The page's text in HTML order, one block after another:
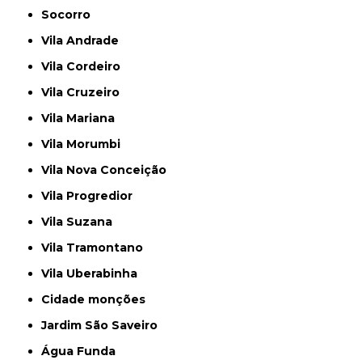
Socorro
Vila Andrade
Vila Cordeiro
Vila Cruzeiro
Vila Mariana
Vila Morumbi
Vila Nova Conceição
Vila Progredior
Vila Suzana
Vila Tramontano
Vila Uberabinha
cidade monções
jardim São Saveiro
Água Funda